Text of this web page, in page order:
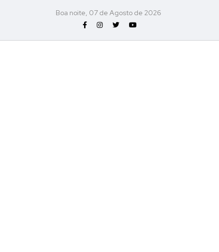
Boa noite, 07 de Agosto de 2026